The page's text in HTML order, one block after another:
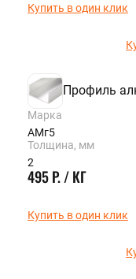
Купить в один клик
Профиль
Марка
АМг5
Толщина, мм
2
495 Р. / КГ
Купить в один клик